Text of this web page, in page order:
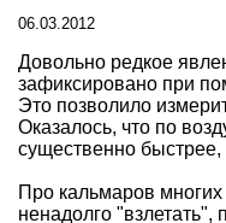
06.03.2012
Довольно редкое
зафиксировано при
Это позволило
Оказалось, что по
существенно быстрее,
Про кальмаров многих
ненадолго